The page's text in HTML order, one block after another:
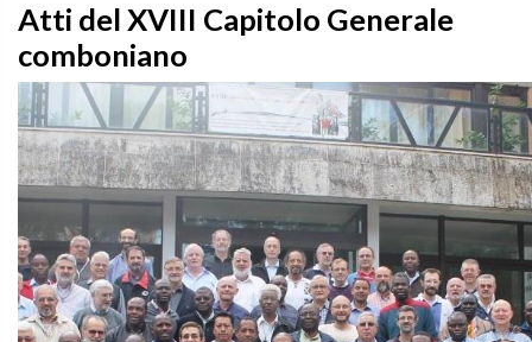
Atti del XVIII Capitolo Generale
comboniano